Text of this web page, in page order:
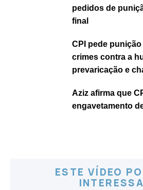
pedidos de
final
CPI pede
crimes contra a
prevaricação e
Aziz afirma que
engavetamento
ESTE VÍDEO